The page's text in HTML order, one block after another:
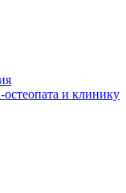
и клинику